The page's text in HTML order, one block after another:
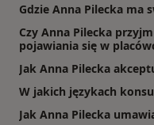
Gdzie Anna Pilecka ma
Czy Anna Pilecka
pojawiania się w
Jak Anna Pilecka
W jakich językach
Jak Anna Pilecka